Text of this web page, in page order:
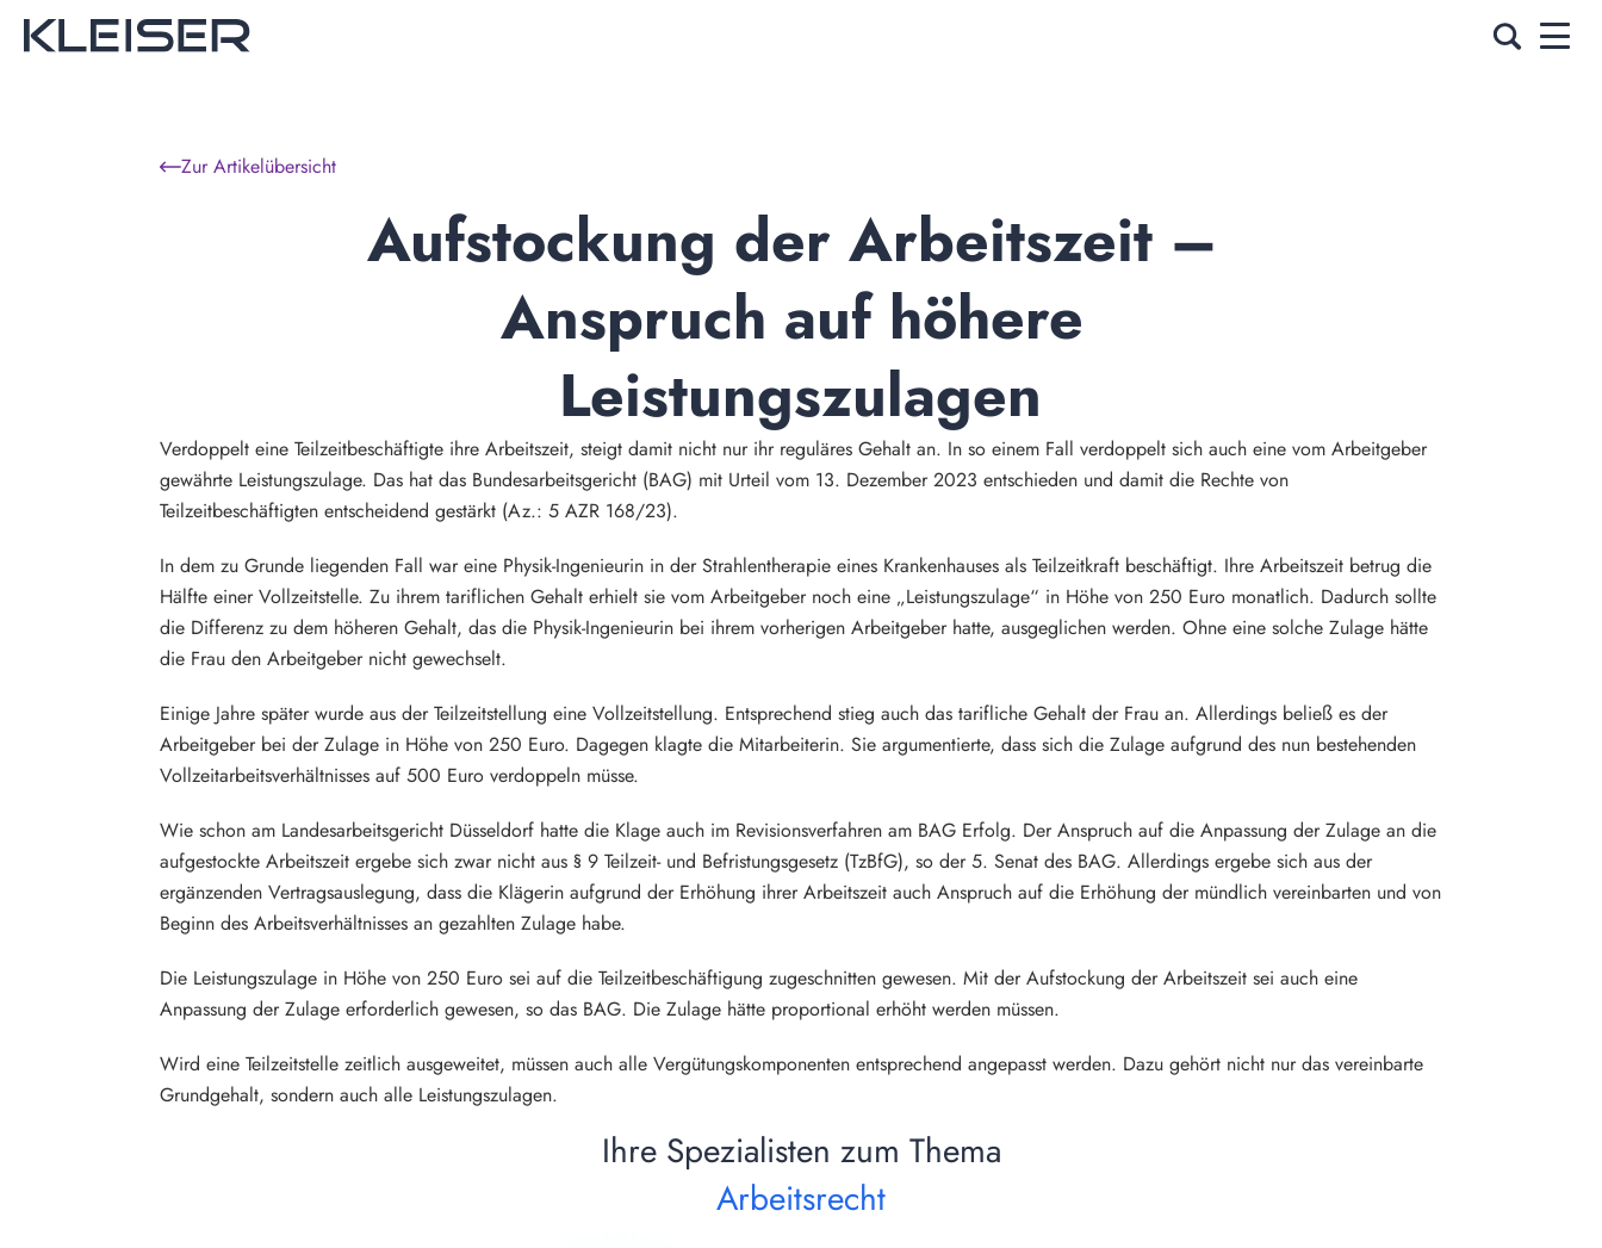
Zur Artikelübersicht
Aufstockung der Arbeitszeit –
Anspruch auf höhere
Leistungszulagen
Verdoppelt eine Teilzeitbeschäftigte ihre Arbeitszeit, steigt damit nicht nur ihr reguläres Gehalt an. In so einem Fall verdoppelt sich auch eine vom Arbeitgeber
gewährte Leistungszulage. Das hat das Bundesarbeitsgericht (BAG) mit Urteil vom 13. Dezember 2023 entschieden und damit die Rechte von
Teilzeitbeschäftigten entscheidend gestärkt (Az.: 5 AZR 168/23).
In dem zu Grunde liegenden Fall war eine Physik-Ingenieurin in der Strahlentherapie eines Krankenhauses als Teilzeitkraft beschäftigt. Ihre Arbeitszeit betrug die
Hälfte einer Vollzeitstelle. Zu ihrem tariflichen Gehalt erhielt sie vom Arbeitgeber noch eine „Leistungszulage“ in Höhe von 250 Euro monatlich. Dadurch sollte
die Differenz zu dem höheren Gehalt, das die Physik-Ingenieurin bei ihrem vorherigen Arbeitgeber hatte, ausgeglichen werden. Ohne eine solche Zulage hätte
die Frau den Arbeitgeber nicht gewechselt.
Einige Jahre später wurde aus der Teilzeitstellung eine Vollzeitstellung. Entsprechend stieg auch das tarifliche Gehalt der Frau an. Allerdings beließ es der
Arbeitgeber bei der Zulage in Höhe von 250 Euro. Dagegen klagte die Mitarbeiterin. Sie argumentierte, dass sich die Zulage aufgrund des nun bestehenden
Vollzeitarbeitsverhältnisses auf 500 Euro verdoppeln müsse.
Wie schon am Landesarbeitsgericht Düsseldorf hatte die Klage auch im Revisionsverfahren am BAG Erfolg. Der Anspruch auf die Anpassung der Zulage an die
aufgestockte Arbeitszeit ergebe sich zwar nicht aus § 9 Teilzeit- und Befristungsgesetz (TzBfG), so der 5. Senat des BAG. Allerdings ergebe sich aus der
ergänzenden Vertragsauslegung, dass die Klägerin aufgrund der Erhöhung ihrer Arbeitszeit auch Anspruch auf die Erhöhung der mündlich vereinbarten und von
Beginn des Arbeitsverhältnisses an gezahlten Zulage habe.
Die Leistungszulage in Höhe von 250 Euro sei auf die Teilzeitbeschäftigung zugeschnitten gewesen. Mit der Aufstockung der Arbeitszeit sei auch eine
Anpassung der Zulage erforderlich gewesen, so das BAG. Die Zulage hätte proportional erhöht werden müssen.
Wird eine Teilzeitstelle zeitlich ausgeweitet, müssen auch alle Vergütungskomponenten entsprechend angepasst werden. Dazu gehört nicht nur das vereinbarte
Grundgehalt, sondern auch alle Leistungszulagen.
Ihre Spezialisten zum Thema
Arbeitsrecht